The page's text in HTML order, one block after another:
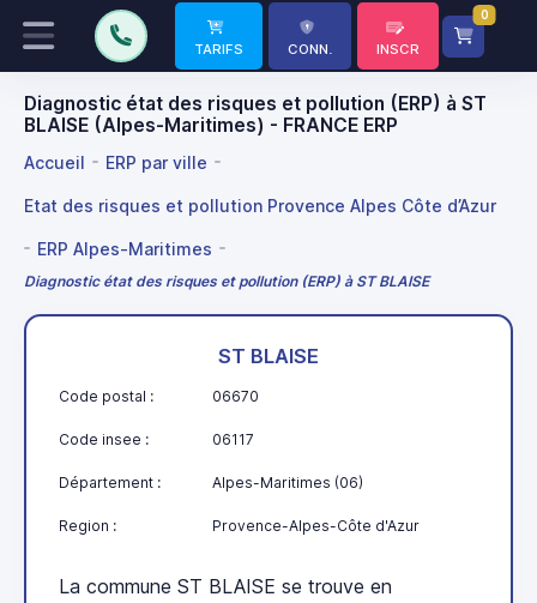
TARIFS CONN. INSCR
0
Diagnostic état des risques et pollution (ERP) à ST
BLAISE (Alpes-Maritimes) - FRANCE ERP
Accueil ERP par ville
Etat des risques et pollution Provence Alpes Côte d’Azur
ERP Alpes-Maritimes
Diagnostic état des risques et pollution (ERP) à ST BLAISE
ST BLAISE
Code postal : 06670
Code insee : 06117
Département : Alpes-Maritimes (06)
Region : Provence-Alpes-Côte d'Azur
La commune ST BLAISE se trouve en